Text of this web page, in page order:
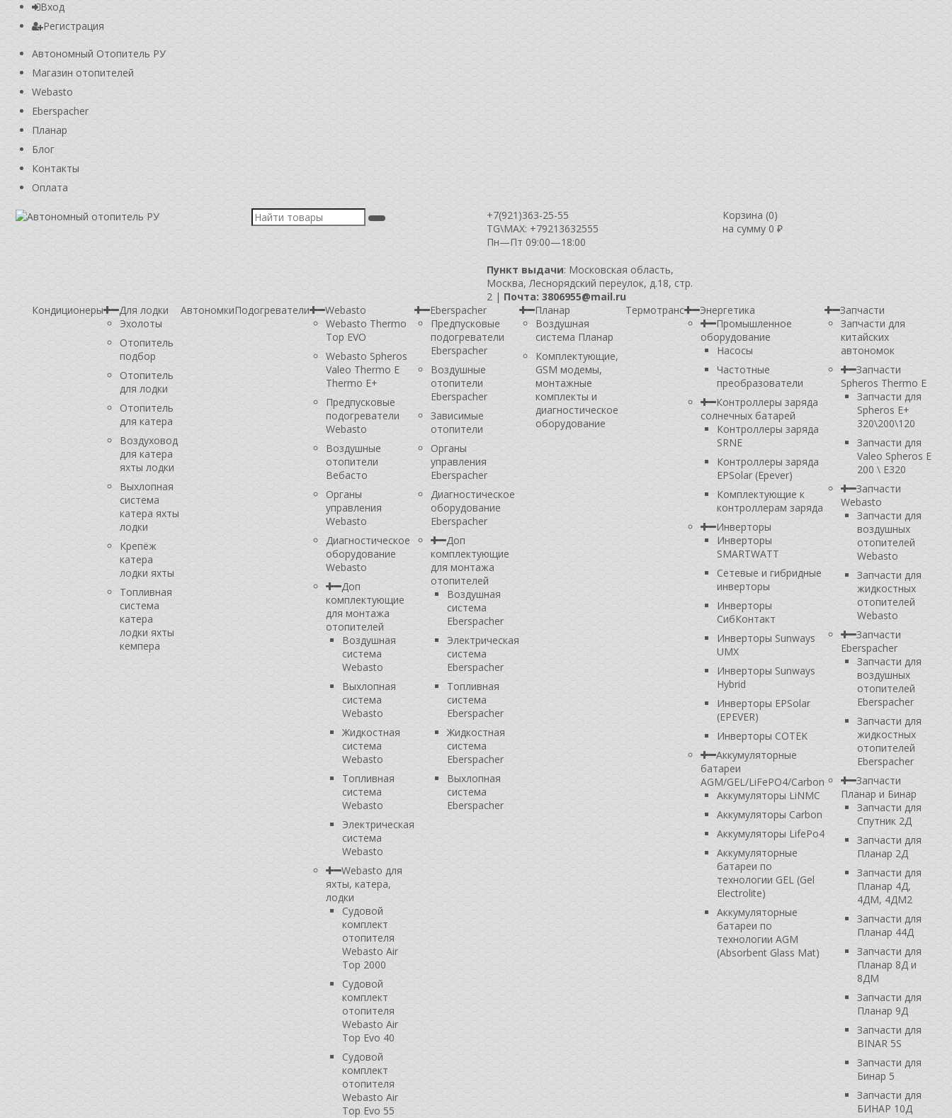
Вход
Регистрация
Автономный Отопитель РУ
Магазин отопителей
Webasto
Eberspacher
Планар
Блог
Контакты
Оплата
+7(921)363-25-55
TG\MAX: +79213632555
Пн—Пт 09:00—18:00
Пункт выдачи: Московская область,
Москва, Леснорядский переулок, д.18, стр.
2 | Почта: 3806955@mail.ru
Корзина (0)
на сумму 0 ₽
Кондиционеры
Для лодки
Эхолоты
Отопитель
подбор
Отопитель
для лодки
Отопитель
для катера
Воздуховод
для катера
яхты лодки
Выхлопная
система
катера яхты
лодки
Крепёж
катера
лодки яхты
Топливная
система
катера
лодки яхты
кемпера
АвтономкиПодогреватели
Webasto
Webasto Thermo
Top EVO
Webasto Spheros
Valeo Thermo E
Thermo E+
Предпусковые
подогреватели
Webasto
Воздушные
отопители
Вебасто
Органы
управления
Webasto
Диагностическое
оборудование
Webasto
Доп
комплектующие
для монтажа
отопителей
Воздушная
система
Webasto
Выхлопная
система
Webasto
Жидкостная
система
Webasto
Топливная
система
Webasto
Электрическая
система
Webasto
Webasto для
яхты, катера,
лодки
Судовой
комплект
отопителя
Webasto Air
Top 2000
Судовой
комплект
отопителя
Webasto Air
Top Evo 40
Судовой
комплект
отопителя
Webasto Air
Top Evo 55
Eberspacher
Предпусковые
подогреватели
Eberspacher
Воздушные
отопители
Eberspacher
Зависимые
отопители
Органы
управления
Eberspacher
Диагностическое
оборудование
Eberspacher
Доп
комплектующие
для монтажа
отопителей
Воздушная
система
Eberspacher
Электрическая
система
Eberspacher
Топливная
система
Eberspacher
Жидкостная
система
Eberspacher
Выхлопная
система
Eberspacher
Планар
Воздушная
система Планар
Комплектующие,
GSM модемы,
монтажные
комплекты и
диагностическое
оборудование
Термотранс
Энергетика
Промышленное
оборудование
Насосы
Частотные
преобразователи
Контроллеры заряда
солнечных батарей
Контроллеры заряда
SRNE
Контроллеры заряда
EPSolar (Epever)
Комплектующие к
контроллерам заряда
Инверторы
Инверторы
SMARTWATT
Сетевые и гибридные
инверторы
Инверторы
СибКонтакт
Инверторы Sunways
UMX
Инверторы Sunways
Hybrid
Инверторы EPSolar
(EPEVER)
Инверторы COTEK
Аккумуляторные
батареи
AGM/GEL/LiFePO4/Carbon
Аккумуляторы LiNMC
Аккумуляторы Carbon
Аккумуляторы LifePo4
Аккумуляторные
батареи по
технологии GEL (Gel
Electrolite)
Аккумуляторные
батареи по
технологии AGM
(Absorbent Glass Mat)
Запчасти
Запчасти для
китайских
автономок
Запчасти
Spheros Thermo E
Запчасти для
Spheros E+
320\200\120
Запчасти для
Valeo Spheros E
200 \ E320
Запчасти
Webasto
Запчасти для
воздушных
отопителей
Webasto
Запчасти для
жидкостных
отопителей
Webasto
Запчасти
Eberspacher
Запчасти для
воздушных
отопителей
Eberspacher
Запчасти для
жидкостных
отопителей
Eberspacher
Запчасти
Планар и Бинар
Запчасти для
Спутник 2Д
Запчасти для
Планар 2Д
Запчасти для
Планар 4Д,
4ДМ, 4ДМ2
Запчасти для
Планар 44Д
Запчасти для
Планар 8Д и
8ДМ
Запчасти для
Планар 9Д
Запчасти для
BINAR 5S
Запчасти для
Бинар 5
Запчасти для
БИНАР 10Д